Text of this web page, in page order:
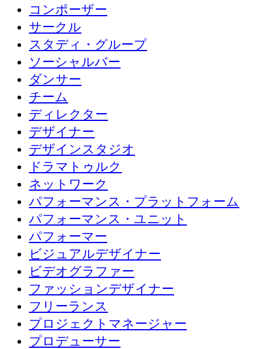
コンポーザー
サークル
スタディ・グループ
ソーシャルバー
ダンサー
チーム
ディレクター
デザイナー
デザインスタジオ
ドラマトゥルク
ネットワーク
パフォーマンス・プラットフォーム
パフォーマンス・ユニット
パフォーマー
ビジュアルデザイナー
ビデオグラファー
ファッションデザイナー
フリーランス
プロジェクトマネージャー
プロデューサー